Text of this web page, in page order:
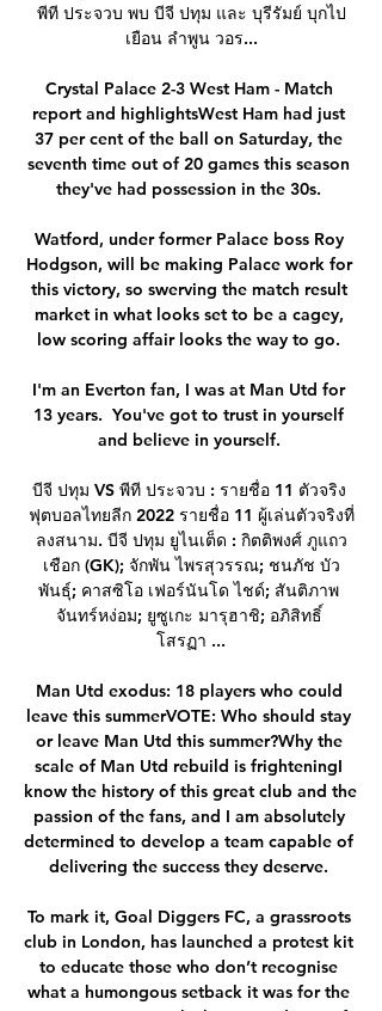
พีที ประจวบ พบ บีจี ปทุม และ บุรีรัมย์ บุกไป
เยือน ลำพูน วอร...
Crystal Palace 2-3 West Ham - Match
report and highlightsWest Ham had just
37 per cent of the ball on Saturday, the
seventh time out of 20 games this season
they've had possession in the 30s.
Watford, under former Palace boss Roy
Hodgson, will be making Palace work for
this victory, so swerving the match result
market in what looks set to be a cagey,
low scoring affair looks the way to go.
I'm an Everton fan, I was at Man Utd for
13 years.  You've got to trust in yourself
and believe in yourself.
บีจี ปทุม VS พีที ประจวบ : รายชื่อ 11 ตัวจริง
ฟุตบอลไทยลีก 2022 รายชื่อ 11 ผู้เล่นตัวจริงที่
ลงสนาม. บีจี ปทุม ยูไนเต็ด : กิตติพงศ์ ภูแถว
เชือก (GK); จักพัน ไพรสุวรรณ; ชนภัช บัว
พันธุ์; คาสซิโอ เฟอร์นันโด ไชด์; สันติภาพ
จันทร์หง่อม; ยูซูเกะ มารุฮาชิ; อภิสิทธิ์
โสรฏา ...
Man Utd exodus: 18 players who could
leave this summerVOTE: Who should stay
or leave Man Utd this summer?Why the
scale of Man Utd rebuild is frighteningI
know the history of this great club and the
passion of the fans, and I am absolutely
determined to develop a team capable of
delivering the success they deserve.
To mark it, Goal Diggers FC, a grassroots
club in London, has launched a protest kit
to educate those who don’t recognise
what a humongous setback it was for the